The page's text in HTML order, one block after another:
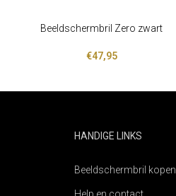
LEES VERDERBeeldschermbril Zero zwart
€47,95
HANDIGE LINKS
Beeldschermbril kopen